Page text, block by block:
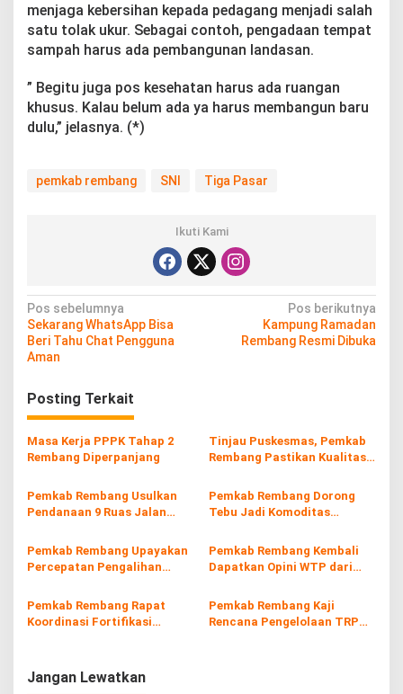
menjaga kebersihan kepada pedagang menjadi salah
satu tolak ukur. Sebagai contoh, pengadaan tempat
sampah harus ada pembangunan landasan.
” Begitu juga pos kesehatan harus ada ruangan
khusus. Kalau belum ada ya harus membangun baru
dulu,” jelasnya. (*)
pemkab rembang SNI Tiga Pasar
Ikuti Kami
N
a
v
i
g
a
s
i
p
s
Pos sebelumnya
Sekarang WhatsApp Bisa
Beri Tahu Chat Pengguna
Aman
Pos berikutnya
Kampung Ramadan
Rembang Resmi Dibuka
Posting Terkait
Masa Kerja PPPK Tahap 2
Rembang Diperpanjang
Tinjau Puskesmas, Pemkab
Rembang Pastikan Kualitas
Pemkab Rembang Usulkan
Pendanaan 9 Ruas Jalan
2026
Pemkab Rembang Dorong
Tebu Jadi Komoditas
Pemkab Rembang Upayakan
Percepatan Pengalihan
Sale
Pemkab Rembang Kembali
Dapatkan Opini WTP dari
Pemkab Rembang Rapat
Koordinasi Fortifikasi
Pemkab Rembang Kaji
Rencana Pengelolaan TRP
Jangan Lewatkan